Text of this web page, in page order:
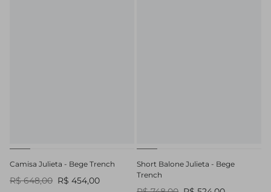
Camisa Julieta - Bege Trench
R$ 648,00 R$ 454,00
Short Balone Julieta - Bege
Trench